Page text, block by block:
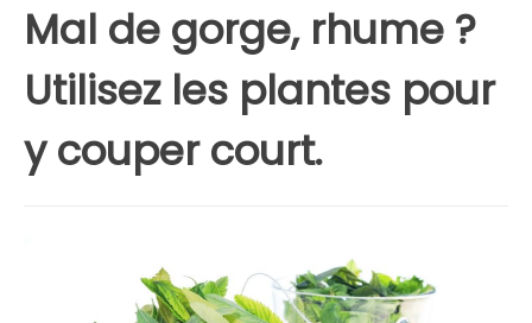
Mal de gorge, rhume ?
Utilisez les plantes pour
y couper court.